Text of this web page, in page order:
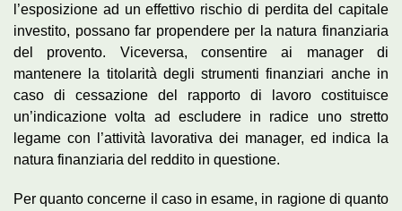
l’esposizione ad un effettivo rischio di perdita del capitale
investito, possano far propendere per la natura finanziaria
del provento. Viceversa, consentire ai manager di
mantenere la titolarità degli strumenti finanziari anche in
caso di cessazione del rapporto di lavoro costituisce
un’indicazione volta ad escludere in radice uno stretto
legame con l’attività lavorativa dei manager, ed indica la
natura finanziaria del reddito in questione.
Per quanto concerne il caso in esame, in ragione di quanto